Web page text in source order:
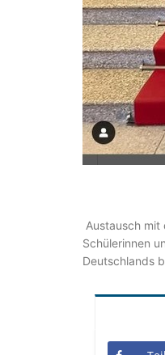
Austausch mit
Schülerinnen
Deutschlands